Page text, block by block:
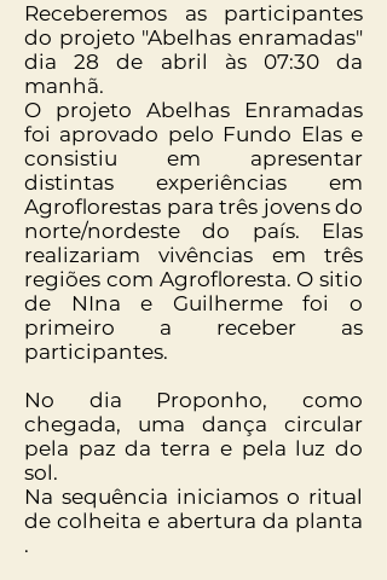
Receberemos as participantes
do projeto "Abelhas enramadas"
dia 28 de abril às 07:30 da
manhã.
O projeto Abelhas Enramadas
foi aprovado pelo Fundo Elas e
consistiu em apresentar
distintas experiências em
Agroflorestas para três jovens do
norte/nordeste do país. Elas
realizariam vivências em três
regiões com Agrofloresta. O sitio
de NIna e Guilherme foi o
primeiro a receber as
participantes.
No dia Proponho, como
chegada, uma dança circular
pela paz da terra e pela luz do
sol.
Na sequência iniciamos o ritual
de colheita e abertura da planta
.